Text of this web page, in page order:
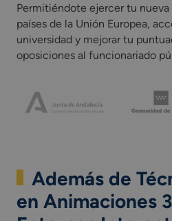
Permitiéndote ejercer tu
países de la Unión Europea,
universidad y mejorar tu
oposiciones al funcionariado
Además de
en Animaciones